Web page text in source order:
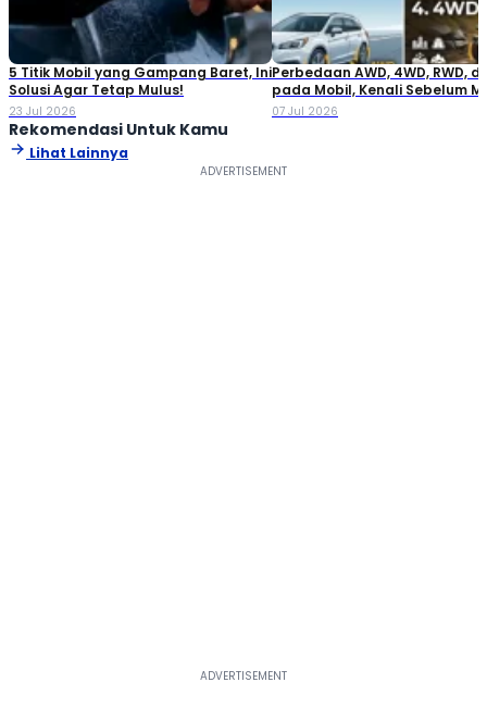
5 Titik Mobil yang Gampang Baret, Ini
Solusi Agar Tetap Mulus!
23 Jul 2026
Perbedaan AWD, 4WD, RWD,
pada Mobil, Kenali Sebelum
07 Jul 2026
Rekomendasi Untuk Kamu
Lihat Lainnya